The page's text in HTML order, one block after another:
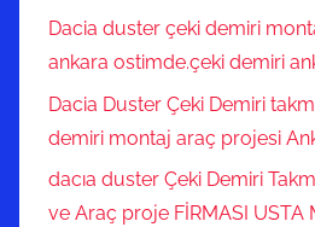
Dacia duster çeki demiri
ankara ostimde.çeki demiri
Dacia Duster Çeki Demiri
demiri montaj araç projesi
dacıa duster Çeki Demiri
ve Araç proje FİRMASI USTA